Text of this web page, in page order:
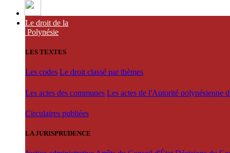
Le droit de la
Polynésie
LES TEXTES
Les codes Le droit classé par thèmes
Les actes des communes Les actes de l'Autorité polynésienne
Circulaires publiées
LA JURISPRUDENCE